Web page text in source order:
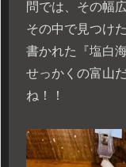
問では、その幅
その中で見つけ
書かれた『塩白海
せっかくの富山
ね！！